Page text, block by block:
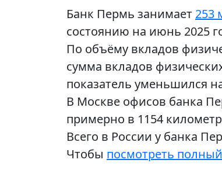
Банк Пермь занимает 253
состоянию на июнь 2025
По объёму вкладов
сумма вкладов
показатель уменьшился
В Москве офисов банка
примерно в 1154
Всего в России у банка
Чтобы посмотреть